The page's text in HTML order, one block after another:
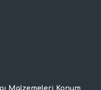
Malzemeleri Konum